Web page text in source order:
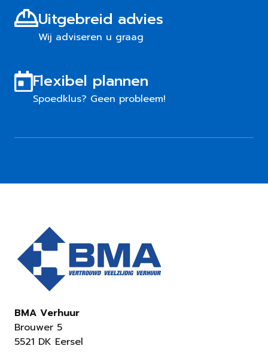
Uitgebreid advies
Wij adviseren u graag
Flexibel plannen
Spoedklus? Geen probleem!
BMA Verhuur
Brouwer 5
5521 DK Eersel